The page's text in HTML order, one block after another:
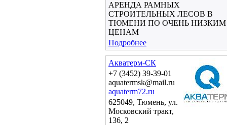
АРЕНДА РАМНЫХ
СТРОИТЕЛЬНЫХ ЛЕСОВ В
ТЮМЕНИ ПО ОЧЕНЬ НИЗКИМ
ЦЕНАМ
Подробнее
Акватерм-СК
+7 (3452) 39-39-01
aquatermsk@mail.ru
aquaterm72.ru
625049, Тюмень, ул.
Московский тракт,
136, 2